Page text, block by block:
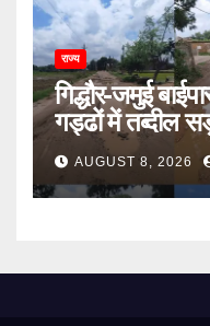
राज्य
गिद्धौर-जमुई
गड्ढों में तब्दील
डालकर सफर कर
AUGUST 8, 2026